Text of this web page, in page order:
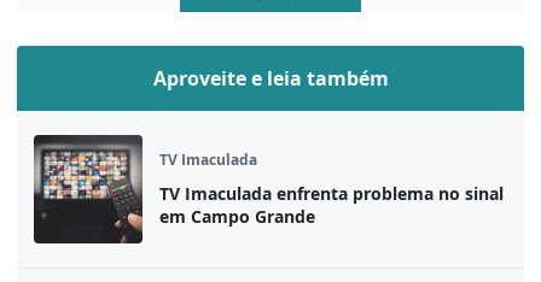
Aproveite e leia também
TV Imaculada
TV Imaculada enfrenta problema no sinal
em Campo Grande